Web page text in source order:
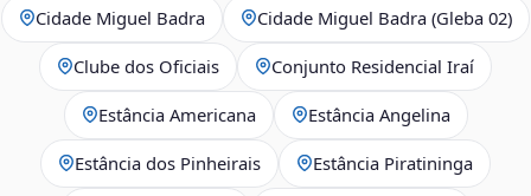
Cidade Miguel Badra Cidade Miguel Badra (Gleba 02)
Clube dos Oficiais Conjunto Residencial Iraí
Estância Americana Estância Angelina
Estância dos Pinheirais Estância Piratininga